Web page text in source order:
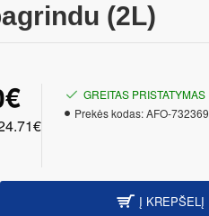
(2L)
GREITAS PRISTATYMAS
Prekės kodas:AFO-732369
Į KREPŠELĮ